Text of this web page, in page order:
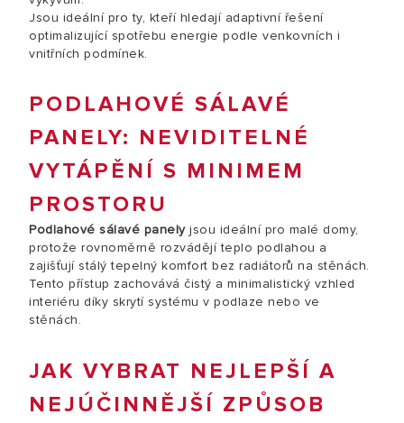
Jsou ideální pro ty, kteří hledají adaptivní řešení
optimalizující spotřebu energie podle venkovních i
vnitřních podmínek.
PODLAHOVÉ SÁLAVÉ
PANELY: NEVIDITELNÉ
VYTÁPĚNÍ S MINIMEM
PROSTORU
Podlahové sálavé panelyjsou ideální pro malé domy,
protože rovnoměrně rozvádějí teplo podlahou a
zajišťují stálý tepelný komfort bez radiátorů na stěnách.
Tento přístup zachovává čistý a minimalistický vzhled
interiéru díky skrytí systému v podlaze nebo ve
stěnách.
JAK VYBRAT NEJLEPŠÍ A
NEJÚČINNĚJŠÍ ZPŮSOB